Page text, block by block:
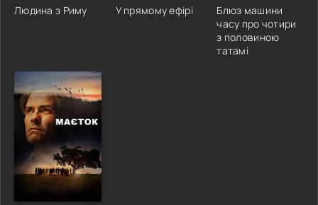
Людина з Риму У прямому ефірі
Блюз машини
часу про чотири
з половиною
татамі